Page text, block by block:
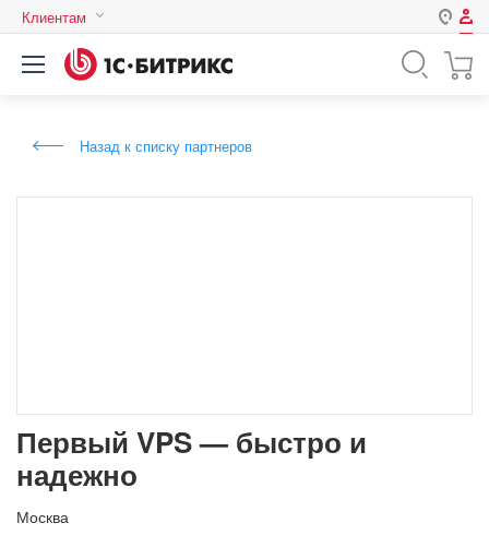
Клиентам
Авторизация
Назад к списку партнеров
Первый VPS — быстро и
надежно
Москва